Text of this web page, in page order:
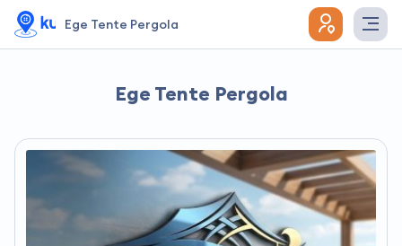
Ege Tente Pergola
Ege Tente Pergola